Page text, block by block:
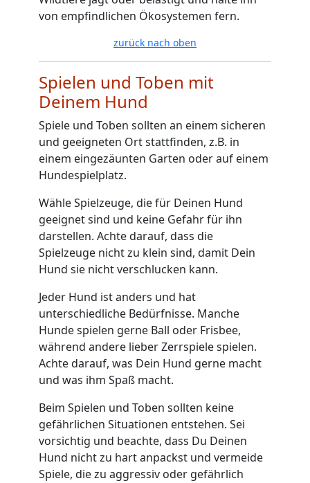
von empfindlichen Ökosystemen fern.
zurück nach oben
Spielen und Toben mit
Deinem Hund
Spiele und Toben sollten an einem sicheren
und geeigneten Ort stattfinden, z.B. in
einem eingezäunten Garten oder auf einem
Hundespielplatz.
Wähle Spielzeuge, die für Deinen Hund
geeignet sind und keine Gefahr für ihn
darstellen. Achte darauf, dass die
Spielzeuge nicht zu klein sind, damit Dein
Hund sie nicht verschlucken kann.
Jeder Hund ist anders und hat
unterschiedliche Bedürfnisse. Manche
Hunde spielen gerne Ball oder Frisbee,
während andere lieber Zerrspiele spielen.
Achte darauf, was Dein Hund gerne macht
und was ihm Spaß macht.
Beim Spielen und Toben sollten keine
gefährlichen Situationen entstehen. Sei
vorsichtig und beachte, dass Du Deinen
Hund nicht zu hart anpackst und vermeide
Spiele, die zu aggressiv oder gefährlich